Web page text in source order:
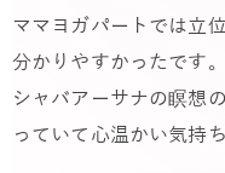
ママヨガパートでは立
分かりやすかったです。
シャバアーサナの瞑想
っていて心温かい気持